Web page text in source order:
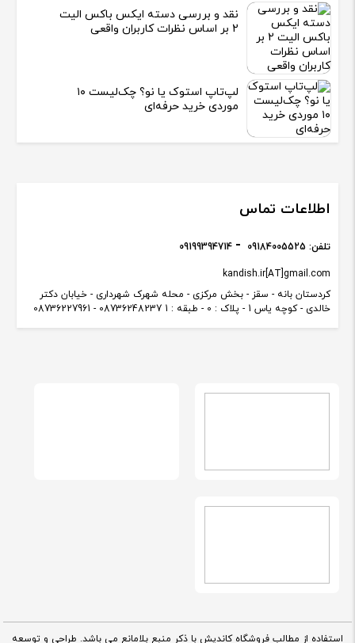
نقد و بررسی دسته ایکس باکس الیت
2 بر اساس نظرات کاربران واقعی
لپ‌تاپ استوک یا نو؟ چک‌لیست ۱۰
موردی خرید حرفه‌ای
اطلاعات تماس
کردستان بانه - سقز - بخش مرکزی - محله شهرک شهرداری - خیابان دکتر
خالدی - کوچه یاس 1 - پلاک : 0 - طبقه : 1 08736248237 - 08736227961
kandish.ir[AT]gmail.com
تلفن: 09184005525
09199394714
استفاده از مطالب فروشگاه کاندیش با ذکر منبع بلامانع می باشد. طراحی و توسعه